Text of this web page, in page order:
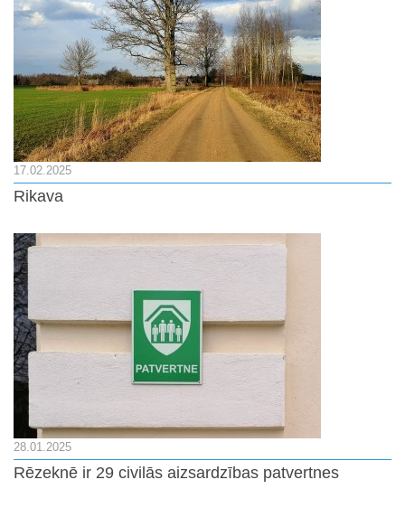
17.02.2025
Rikava
28.01.2025
Rēzeknē ir 29 civilās aizsardzības patvertnes